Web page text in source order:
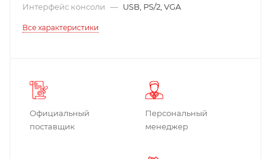
Интерфейс консоли — USB, PS/2, VGA
Все характеристики
Официальный
поставщик
Персональный
менеджер